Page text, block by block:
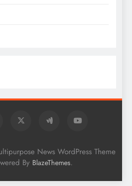
News WordPress Theme
By BlazeThemes.